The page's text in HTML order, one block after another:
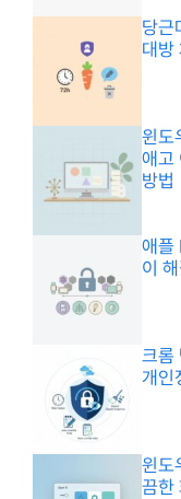
당근
대방
윈도
애고
방법
애플
이
크롬
개인
윈도
끔한